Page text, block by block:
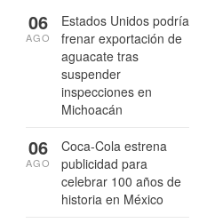
Estados Unidos podría
frenar exportación de
aguacate tras
suspender
inspecciones en
Michoacán
06
AGO
Coca-Cola estrena
publicidad para
celebrar 100 años de
historia en México
06
AGO